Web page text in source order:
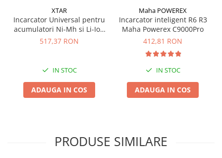
XTAR
Incarcator Universal pentru
acumulatori Ni-Mh si Li-Ion
Xtar VP4 Plus Dragon
517,37 RON
IN STOC
ADAUGA IN COS
Maha POWEREX
Incarcator inteligent R6 R3
Maha Powerex C9000Pro
412,81 RON
IN STOC
ADAUGA IN COS
PRODUSE SIMILARE